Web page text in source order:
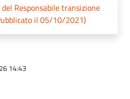
Responsabile transizione
il 05/10/2021)
14:43